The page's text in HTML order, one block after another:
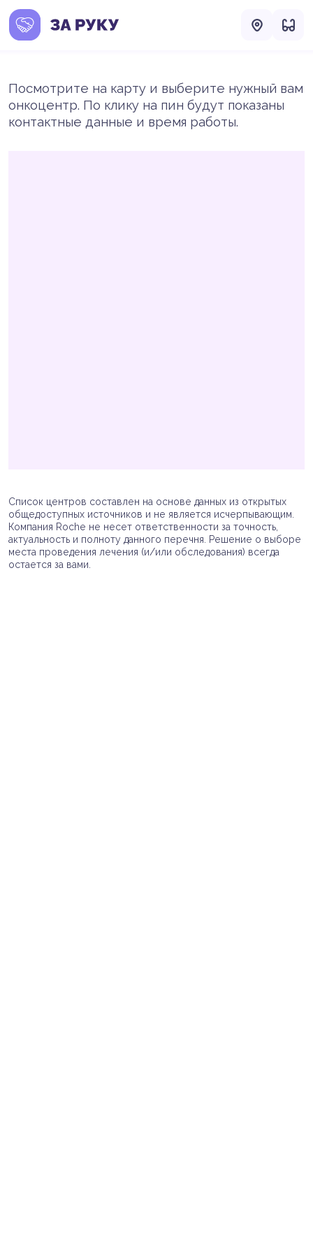
Посмотрите на карту и выберите нужный вам
онкоцентр. По клику на пин будут показаны
контактные данные и время работы.
Список центров составлен на основе данных из открытых
общедоступных источников и не является исчерпывающим.
Компания Roche не несет ответственности за точность,
актуальность и полноту данного перечня. Решение о выборе
места проведения лечения (и/или обследования) всегда
остается за вами.